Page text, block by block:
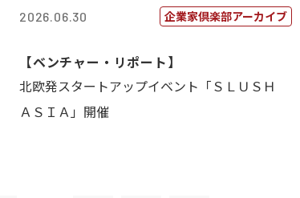
2026.06.30 企業家倶楽部アーカイブ
【ベンチャー・リポート】
北欧発スタートアップイベント「ＳＬＵＳＨ
ＡＳＩＡ」開催